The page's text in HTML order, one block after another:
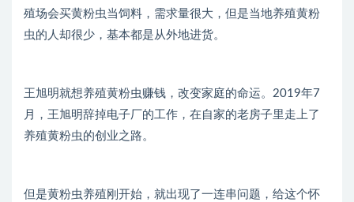
殖场会买黄粉虫当饲料，需求量很大，但是当地养殖黄粉
虫的人却很少，基本都是从外地进货。
王旭明就想养殖黄粉虫赚钱，改变家庭的命运。2019年7
月，王旭明辞掉电子厂的工作，在自家的老房子里走上了
养殖黄粉虫的创业之路。
但是黄粉虫养殖刚开始，就出现了一连串问题，给这个怀